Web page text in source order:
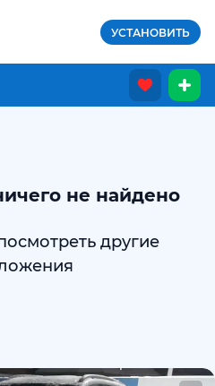
УСТАНОВИТЬ
не найдено
другие